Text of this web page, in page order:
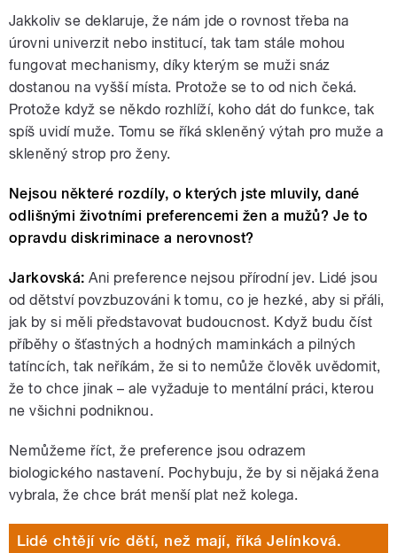
Jakkoliv se deklaruje, že nám jde o rovnost třeba na
úrovni univerzit nebo institucí, tak tam stále mohou
fungovat mechanismy, díky kterým se muži snáz
dostanou na vyšší místa. Protože se to od nich čeká.
Protože když se někdo rozhlíží, koho dát do funkce, tak
spíš uvidí muže. Tomu se říká skleněný výtah pro muže a
skleněný strop pro ženy.
Nejsou některé rozdíly, o kterých jste mluvily, dané
odlišnými životními preferencemi žen a mužů? Je to
opravdu diskriminace a nerovnost?
Jarkovská: Ani preference nejsou přírodní jev. Lidé jsou
od dětství povzbuzováni k tomu, co je hezké, aby si přáli,
jak by si měli představovat budoucnost. Když budu číst
příběhy o šťastných a hodných maminkách a pilných
tatíncích, tak neříkám, že si to nemůže člověk uvědomit,
že to chce jinak – ale vyžaduje to mentální práci, kterou
ne všichni podniknou.
Nemůžeme říct, že preference jsou odrazem
biologického nastavení. Pochybuju, že by si nějaká žena
vybrala, že chce brát menší plat než kolega.
Lidé chtějí víc dětí, než mají, říká Jelínková.